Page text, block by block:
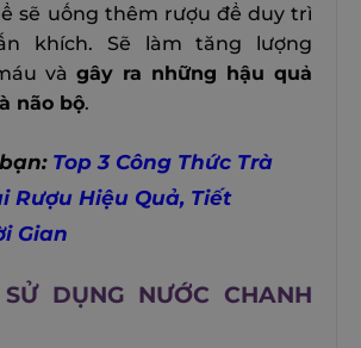
sẽ uống thêm rượu để duy trì
khích. Sẽ làm tăng lượng
và gây ra những hậu quả
não bộ.
Top 3 Công Thức Trà
Rượu Hiệu Quả, Tiết
Gian
DỤNG NƯỚC CHANH